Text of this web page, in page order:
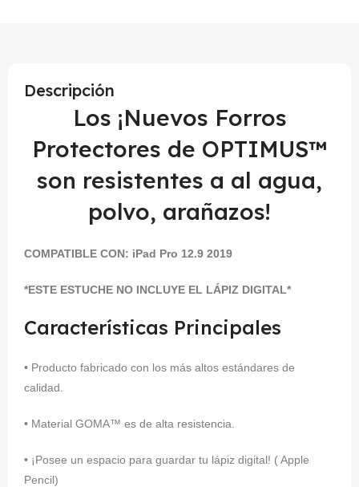
Descripción
Los ¡Nuevos Forros
Protectores de OPTIMUS™
son resistentes a al agua,
polvo, arañazos!
COMPATIBLE CON: iPad Pro 12.9 2019
*ESTE ESTUCHE NO INCLUYE EL LÁPIZ DIGITAL*
Características Principales
• Producto fabricado con los más altos estándares de
calidad.
• Material GOMA™ es de alta resistencia.
• ¡Posee un espacio para guardar tu lápiz digital! ( Apple
Pencil)